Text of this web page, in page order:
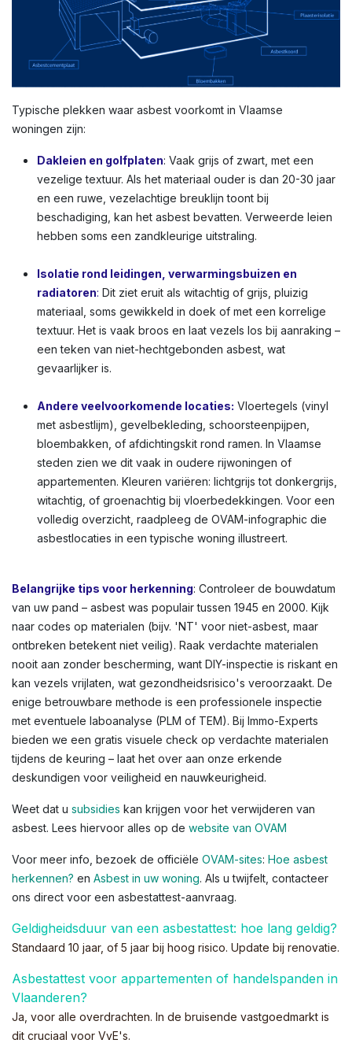
Typische plekken waar asbest voorkomt in Vlaamse
woningen zijn:
Dakleien en golfplaten: Vaak grijs of zwart, met een
vezelige textuur. Als het materiaal ouder is dan 20-30 jaar
en een ruwe, vezelachtige breuklijn toont bij
beschadiging, kan het asbest bevatten. Verweerde leien
hebben soms een zandkleurige uitstraling.
Isolatie rond leidingen, verwarmingsbuizen en
radiatoren: Dit ziet eruit als witachtig of grijs, pluizig
materiaal, soms gewikkeld in doek of met een korrelige
textuur. Het is vaak broos en laat vezels los bij aanraking –
een teken van niet-hechtgebonden asbest, wat
gevaarlijker is.
Andere veelvoorkomende locaties: Vloertegels (vinyl
met asbestlijm), gevelbekleding, schoorsteenpijpen,
bloembakken, of afdichtingskit rond ramen. In Vlaamse
steden zien we dit vaak in oudere rijwoningen of
appartementen. Kleuren variëren: lichtgrijs tot donkergrijs,
witachtig, of groenachtig bij vloerbedekkingen. Voor een
volledig overzicht, raadpleeg de OVAM-infographic die
asbestlocaties in een typische woning illustreert.
Belangrijke tips voor herkenning: Controleer de bouwdatum
van uw pand – asbest was populair tussen 1945 en 2000. Kijk
naar codes op materialen (bijv. 'NT' voor niet-asbest, maar
ontbreken betekent niet veilig). Raak verdachte materialen
nooit aan zonder bescherming, want DIY-inspectie is riskant en
kan vezels vrijlaten, wat gezondheidsrisico's veroorzaakt. De
enige betrouwbare methode is een professionele inspectie
met eventuele laboanalyse (PLM of TEM). Bij Immo-Experts
bieden we een gratis visuele check op verdachte materialen
tijdens de keuring – laat het over aan onze erkende
deskundigen voor veiligheid en nauwkeurigheid.
Weet dat u subsidies kan krijgen voor het verwijderen van
asbest. Lees hiervoor alles op de website van OVAM
Voor meer info, bezoek de officiële OVAM-sites: Hoe asbest
herkennen? en Asbest in uw woning. Als u twijfelt, contacteer
ons direct voor een asbestattest-aanvraag.
Geldigheidsduur van een asbestattest: hoe lang geldig?
Standaard 10 jaar, of 5 jaar bij hoog risico. Update bij renovatie.
Asbestattest voor appartementen of handelspanden in
Vlaanderen?
Ja, voor alle overdrachten. In de bruisende vastgoedmarkt is
dit cruciaal voor VvE's.